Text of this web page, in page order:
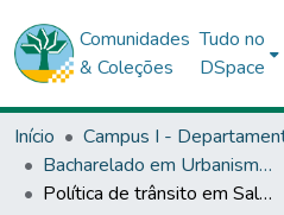
Comunidades
& Coleções
Tudo no
DSpace
Início
Bacharelado em Urbanismo - DCET1
Política de trânsito em Salvador – BA: impactos nos sinistros – 2011 a 2021